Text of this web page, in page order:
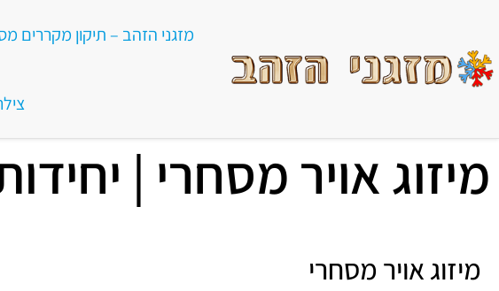
מזגני הזהב – תיקון מקררים
מיזוג אויר מסחרי |
מיזוג אויר מסחרי